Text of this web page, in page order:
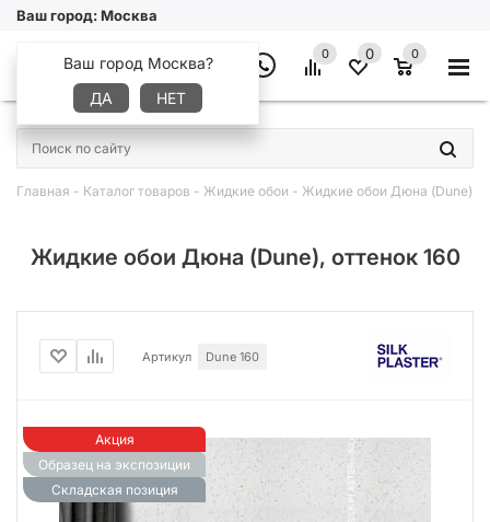
Ваш город:Москва
Ваш город Москва?
ДА
НЕТ
0 0 0
×
Главная - Каталог товаров - Жидкие обои - Жидкие обои Дюна (Dune)
Жидкие обои Дюна (Dune), оттенок 160
Акция
Образец на экспозиции
Складская позиция
Артикул Dune 160